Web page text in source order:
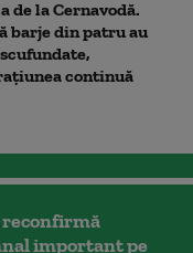
de la Cernavodă.
barje din patru au
continuă
reconfirmă
important pe